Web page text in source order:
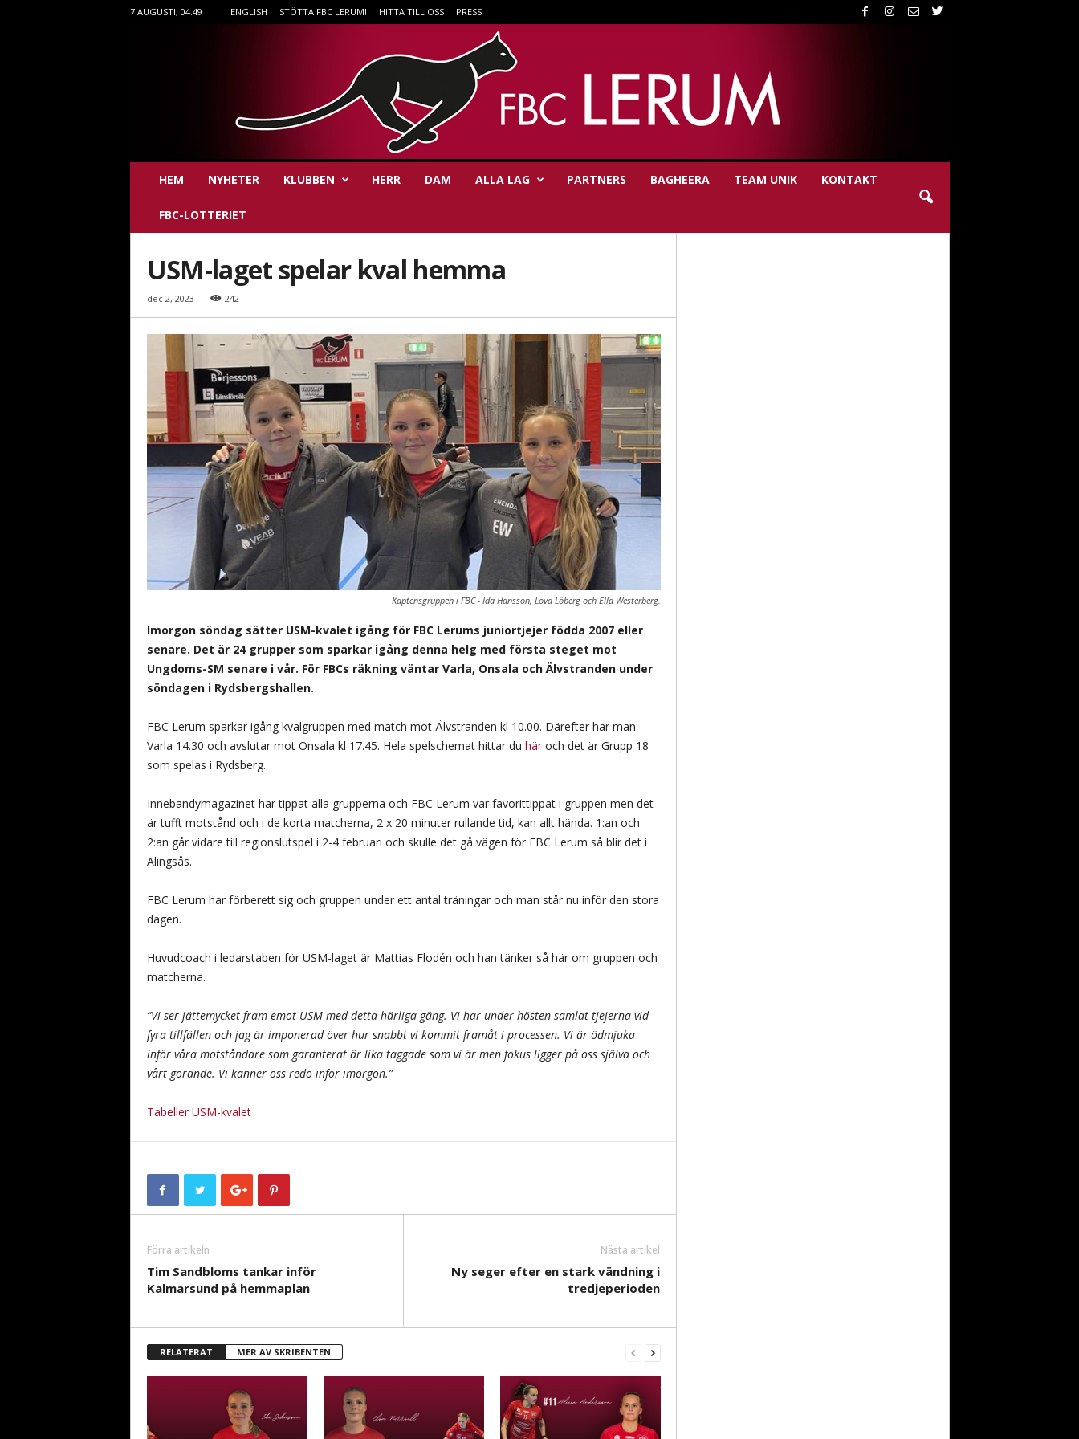
7 AUGUSTI, 04.49 ENGLISH STÖTTA FBC LERUM! HITTA TILL OSS PRESS
F
e
n
HEM NYHETER KLUBBEN HERR DAM ALLA LAG PARTNERS BAGHEERA TEAM UNIK KONTAKT
FBC-LOTTERIET
USM-laget spelar kval hemma
dec 2, 2023 242
Kaptensgruppen i FBC - Ida Hansson, Lova Löberg och Ella Westerberg.
Imorgon söndag sätter USM-kvalet igång för FBC Lerums juniortjejer födda 2007 eller
senare. Det är 24 grupper som sparkar igång denna helg med första steget mot
Ungdoms-SM senare i vår. För FBCs räkning väntar Varla, Onsala och Älvstranden under
söndagen i Rydsbergshallen.
FBC Lerum sparkar igång kvalgruppen med match mot Älvstranden kl 10.00. Därefter har man
Varla 14.30 och avslutar mot Onsala kl 17.45. Hela spelschemat hittar du häroch det är Grupp 18
som spelas i Rydsberg.
Innebandymagazinet har tippat alla grupperna och FBC Lerum var favorittippat i gruppen men det
är tufft motstånd och i de korta matcherna, 2 x 20 minuter rullande tid, kan allt hända. 1:an och
2:an går vidare till regionslutspel i 2-4 februari och skulle det gå vägen för FBC Lerum så blir det i
Alingsås.
FBC Lerum har förberett sig och gruppen under ett antal träningar och man står nu inför den stora
dagen.
Huvudcoach i ledarstaben för USM-laget är Mattias Flodén och han tänker så här om gruppen och
matcherna.
”Vi ser jättemycket fram emot USM med detta härliga gäng. Vi har under hösten samlat tjejerna vid
fyra tillfällen och jag är imponerad över hur snabbt vi kommit framåt i processen. Vi är ödmjuka
inför våra motståndare som garanterat är lika taggade som vi är men fokus ligger på oss själva och
vårt görande. Vi känner oss redo inför imorgon.”
Tabeller USM-kvalet
Förra artikeln
Tim Sandbloms tankar inför
Kalmarsund på hemmaplan
Nästa artikel
Ny seger efter en stark vändning i
tredjeperioden
RELATERAT MER AV SKRIBENTEN